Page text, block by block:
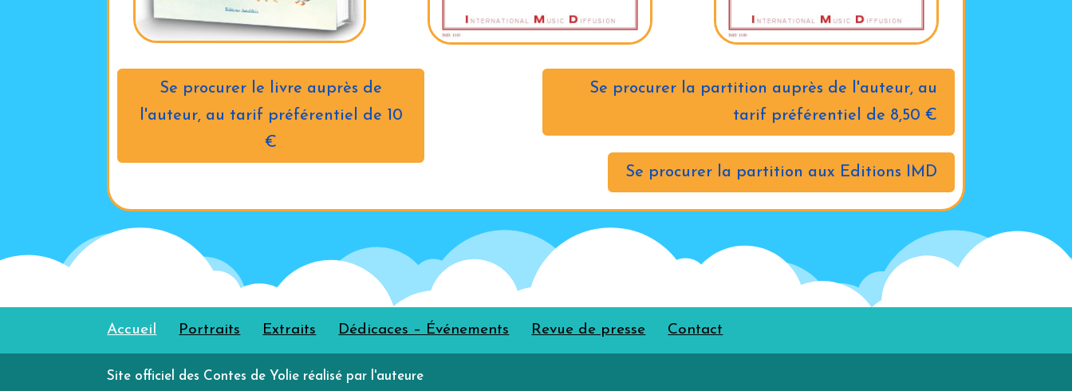
Se procurer le livre auprès de
l'auteur, au tarif préférentiel de 10
€
Se procurer la partition auprès de l'auteur, au
tarif préférentiel de 8,50 €
Se procurer la partition aux Editions IMD
Accueil Portraits Extraits Dédicaces – Événements Revue de presse Contact
Site officiel des Contes de Yolie réalisé par l'auteure